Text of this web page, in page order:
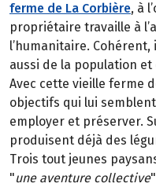
ferme de La Corbière, à
propriétaire travaille à
l’humanitaire.
aussi de la population
Avec cette vieille ferme
objectifs qui lui
employer et préserver.
produisent déjà des
Trois tout jeunes
"une aventure collective